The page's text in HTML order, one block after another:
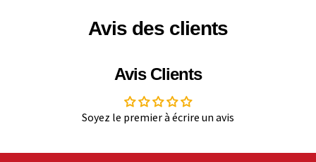
Avis des clients
Avis Clients
Soyez le premier à écrire un avis